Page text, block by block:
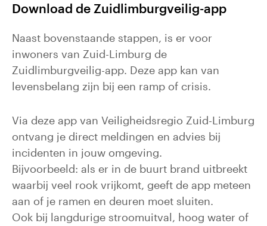
Download de Zuidlimburgveilig-app
Naast bovenstaande stappen, is er voor
inwoners van Zuid-Limburg de
Zuidlimburgveilig-app. Deze app kan van
levensbelang zijn bij een ramp of crisis.
Via deze app van Veiligheidsregio Zuid-Limburg
ontvang je direct meldingen en advies bij
incidenten in jouw omgeving.
Bijvoorbeeld: als er in de buurt brand uitbreekt
waarbij veel rook vrijkomt, geeft de app meteen
aan of je ramen en deuren moet sluiten.
Ook bij langdurige stroomuitval, hoog water of